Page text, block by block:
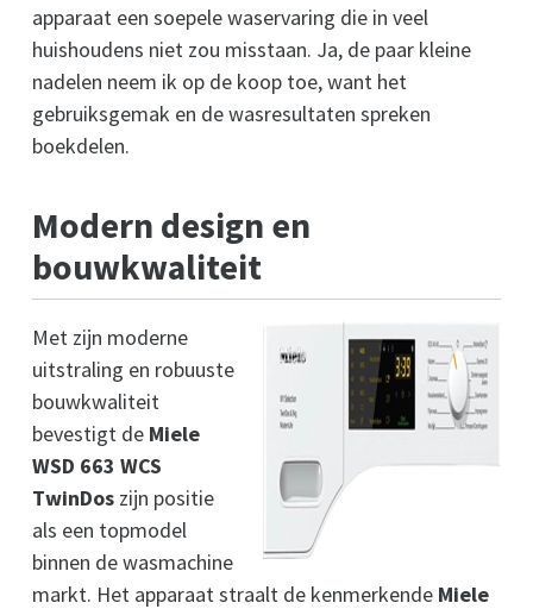
apparaat een soepele waservaring die in veel
huishoudens niet zou misstaan. Ja, de paar kleine
nadelen neem ik op de koop toe, want het
gebruiksgemak en de wasresultaten spreken
boekdelen.
Modern design en
bouwkwaliteit
Met zijn moderne
uitstraling en robuuste
bouwkwaliteit
bevestigt de Miele
WSD 663 WCS
TwinDos zijn positie
als een topmodel
binnen de wasmachine
markt. Het apparaat straalt de kenmerkende Miele